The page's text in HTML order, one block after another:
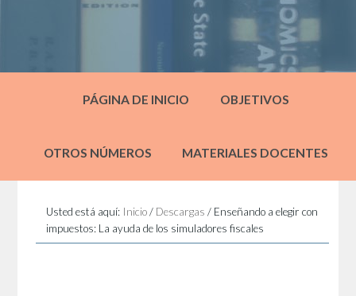
PÁGINA DE INICIO OBJETIVOS
OTROS NÚMEROS MATERIALES DOCENTES
Usted está aquí: Inicio / Descargas / Enseñando a elegir con
impuestos: La ayuda de los simuladores fiscales